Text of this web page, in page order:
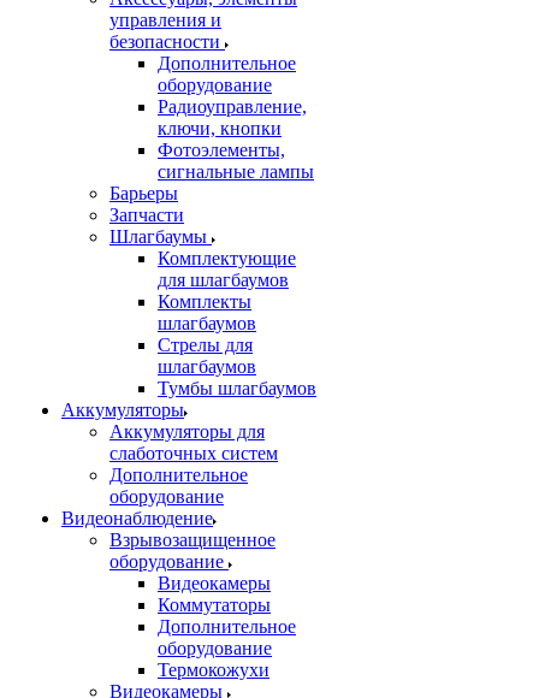
управления и
безопасности
Дополнительное
оборудование
Радиоуправление,
ключи, кнопки
Фотоэлементы,
сигнальные лампы
Барьеры
Запчасти
Шлагбаумы
Комплектующие
для шлагбаумов
Комплекты
шлагбаумов
Стрелы для
шлагбаумов
Тумбы шлагбаумов
Аккумуляторы
Аккумуляторы для
слаботочных систем
Дополнительное
оборудование
Видеонаблюдение
Взрывозащищенное
оборудование
Видеокамеры
Коммутаторы
Дополнительное
оборудование
Термокожухи
Видеокамеры